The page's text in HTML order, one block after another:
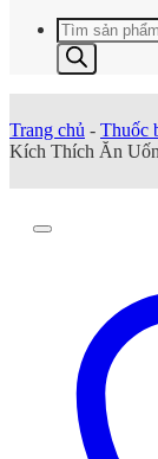
Tìm
kiếm
sản
phẩm
Trang chủ - Thuốc
Kích Thích Ăn